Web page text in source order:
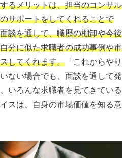
るメリットは、担当のコンサル
サポートをしてくれることで
談を通して、職歴の棚卸や今後
分に似た求職者の成功事例や市
してくれます。 「これからやり
ない場合でも、面談を通して発
いろんな求職者を見てきている
スは、自身の市場価値を知る意